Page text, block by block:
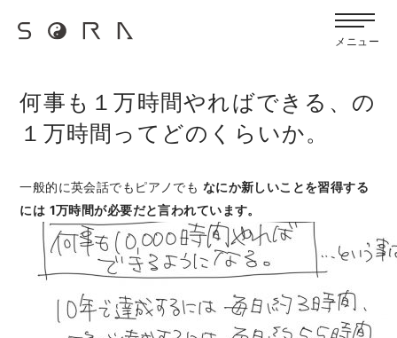
メニュー
宙SORAのブログ
何事も１万時間やればできる、の
１万時間ってどのくらいか。
一般的に英会話でもピアノでも なにか新しいことを習得する
には 1万時間が必要だと言われています。